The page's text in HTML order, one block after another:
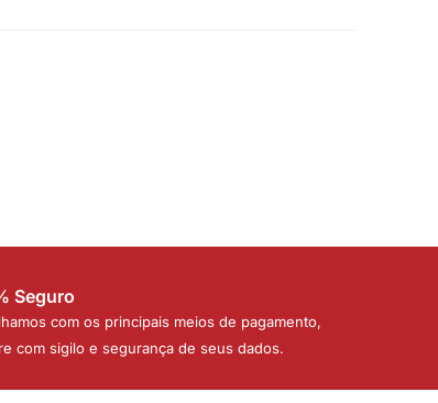
Seguro
com os principais meios de pagamento,
com sigilo e segurança de seus dados.